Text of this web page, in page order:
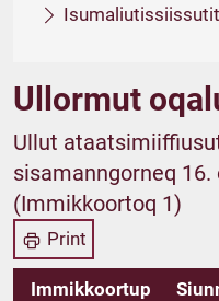
Ullormut
Ullut
sisamanngorneq 16.
(Immikkoortoq 1)
Print
Immikkoortup